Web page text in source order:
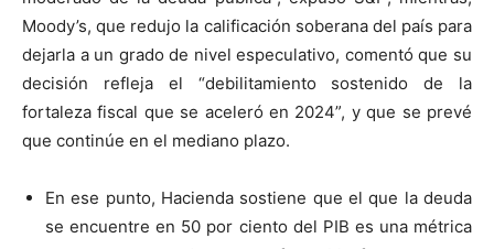
Moody’s, que redujo la calificación soberana del país para
dejarla a un grado de nivel especulativo, comentó que su
decisión refleja el “debilitamiento sostenido de la
fortaleza fiscal que se aceleró en 2024”, y que se prevé
que continúe en el mediano plazo.
En ese punto, Hacienda sostiene que el que la deuda
se encuentre en 50 por ciento del PIB es una métrica